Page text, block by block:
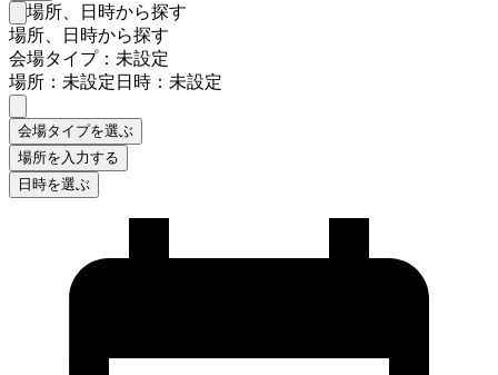
検索フォームを閉じる
場所、日時から探す
場所、日時から探す
会場タイプ：未設定
場所：未設定日時：未設定
会場タイプを選ぶ
場所を入力する
日時を選ぶ